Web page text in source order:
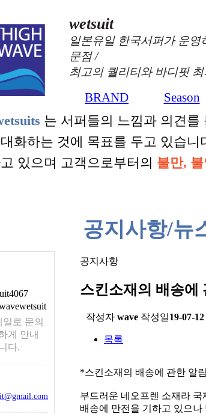
wetsuit
일본유일 한국서퍼가 운
문점 /
최고의 퀄리티와 바디핏
+
BRAND
+
Season
는 서퍼들의 느낌과 의견
화하는 것에 목표를 두고 있습니
있으며 고객으로부터의 불만,
로 문의
게 안내
다.
공지사항/뉴
공지사항
스킨소재의 배송에
작성자 wave 작성일19-07-
목록
*스킨소재의 배송에 관한 알림
부드러운 네오프렌 소재라
배송에 만전을 기하고 있으